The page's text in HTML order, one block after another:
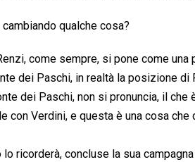
qualche cosa?
come sempre, si pone come
dei Paschi, in realtà la posizione di
dei Paschi, non si pronuncia, il che
con Verdini, e questa è una cosa
ricorderà, concluse la sua